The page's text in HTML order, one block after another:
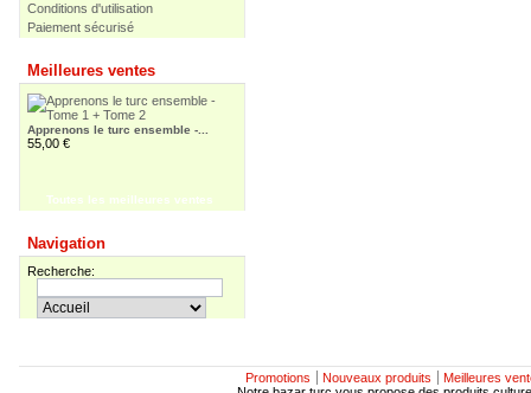
Conditions d'utilisation
Paiement sécurisé
Meilleures ventes
Apprenons le turc ensemble /...
30,00 €
Apprenons le turc ensemble -...
55,00 €
Pir Sultan Abdal
Toutes les meilleures ventes
Navigation
Recherche:
Promotions Nouveaux produits
Meilleures